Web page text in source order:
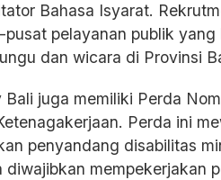
Bahasa Isyarat.
pelayanan publik
dan wicara di Provinsi
juga memiliki Perda
Perda ini
penyandang disabilitas
diwajibkan mempekerjakan